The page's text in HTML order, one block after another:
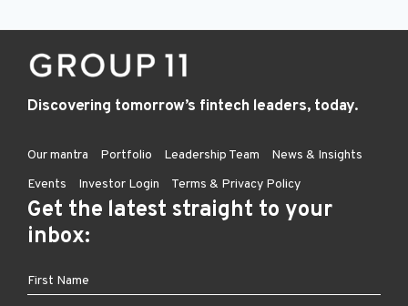
Discovering tomorrow’s fintech leaders, today.
Our mantra Portfolio Leadership Team
News & Insights
Events
Investor Login Terms & Privacy Policy
Get the latest straight to your
inbox: